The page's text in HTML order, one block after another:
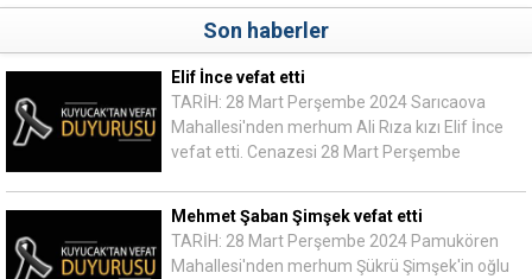
Son haberler
Elif İnce vefat etti
TARİH: 28 Mart Perşembe 2024 Sarıcaova
Mahallesi'nden merhum Ali Rıza kızı Elif İnce
vefat etti. Cenazesi 28 Mart Perşembe
Mehmet Şaban Şimşek vefat etti
TARİH: 28 Mart Perşembe 2024 Pamukören
Mahallesi'nden merhum Şükrü Şimşek'in oğlu